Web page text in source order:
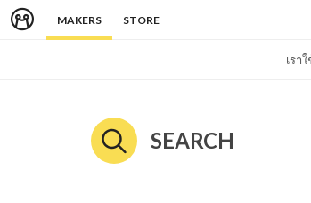
MAKERS STORE
เรา
SEARCH